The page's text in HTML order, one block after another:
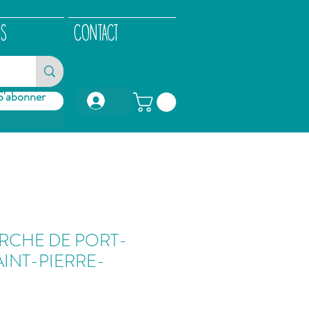
CONTACT
Connexion
DE PORT-
PIERRE-